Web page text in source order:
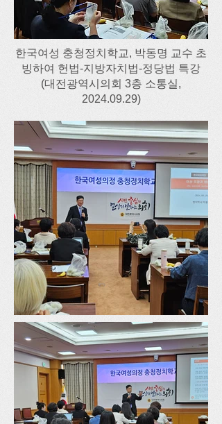
한국여성 충청정치학교, 박동명 교수 초
빙하여 헌법-지방자치법-정당법 특강
​(대전광역시의회 3층 소통실,
2024.09.29)